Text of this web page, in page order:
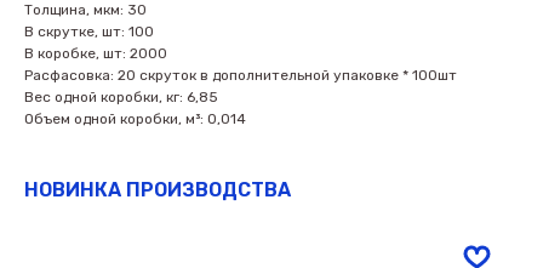
Толщина, мкм: 30
В скрутке, шт: 100
В коробке, шт: 2000
Расфасовка: 20 скруток в дополнительной упаковке * 100шт
Вес одной коробки, кг: 6,85
Объем одной коробки, м³: 0,014
НОВИНКА ПРОИЗВОДСТВА